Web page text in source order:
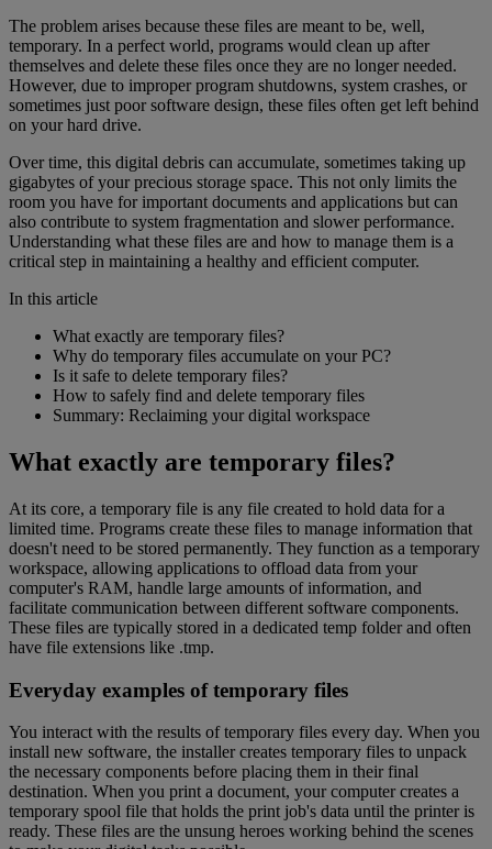
The problem arises because these files are meant to be, well,
temporary. In a perfect world, programs would clean up after
themselves and delete these files once they are no longer needed.
However, due to improper program shutdowns, system crashes, or
sometimes just poor software design, these files often get left behind
on your hard drive.
Over time, this digital debris can accumulate, sometimes taking up
gigabytes of your precious storage space. This not only limits the
room you have for important documents and applications but can
also contribute to system fragmentation and slower performance.
Understanding what these files are and how to manage them is a
critical step in maintaining a healthy and efficient computer.
In this article
What exactly are temporary files?
Why do temporary files accumulate on your PC?
Is it safe to delete temporary files?
How to safely find and delete temporary files
Summary: Reclaiming your digital workspace
What exactly are temporary files?
At its core, a temporary file is any file created to hold data for a
limited time. Programs create these files to manage information that
doesn't need to be stored permanently. They function as a temporary
workspace, allowing applications to offload data from your
computer's RAM, handle large amounts of information, and
facilitate communication between different software components.
These files are typically stored in a dedicated temp folder and often
have file extensions like .tmp.
Everyday examples of temporary files
You interact with the results of temporary files every day. When you
install new software, the installer creates temporary files to unpack
the necessary components before placing them in their final
destination. When you print a document, your computer creates a
temporary spool file that holds the print job's data until the printer is
ready. These files are the unsung heroes working behind the scenes